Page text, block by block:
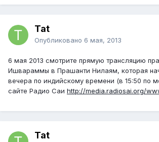
Tat
Опубликовано 6 мая, 2013
6 мая 2013 смотрите прямую трансляцию
Ишвараммы в Прашанти Нилаям, которая
вечера по индийскому времени (в 15:50 по
сайте Радио Саи http://media.radiosai.org/
Tat